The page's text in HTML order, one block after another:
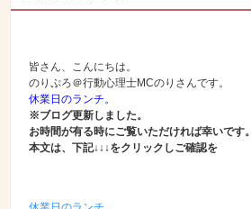
皆さん、こんにちは。
のりぷろ＠行動心理士MCのりさんです。
休業日のランチ。
※ブログ更新しました。
お時間が有る時にご覧いただければ幸いです。
本文は、下記↓↓↓をクリックしご確認を